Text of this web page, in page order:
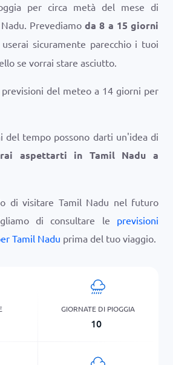
per circa metà del mese di
Prevediamoda 8 a 15 giorni
sicuramente parecchio i tuoi
se vorrai stare asciutto.
del meteo a 14 giorni per
del tempo possono darti un'idea di
aspettarti in Tamil Nadu a
di visitare Tamil Nadu nel futuro
di consultare le previsioni
Tamil Nadu prima del tuo viaggio.
GIORNATE DI PIOGGIA
10